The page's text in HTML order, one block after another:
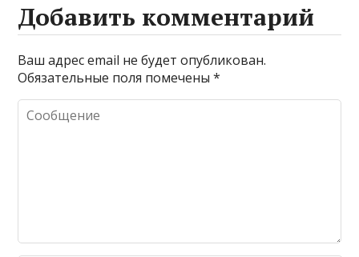
Добавить комментарий
Ваш адрес email не будет опубликован.
Обязательные поля помечены*